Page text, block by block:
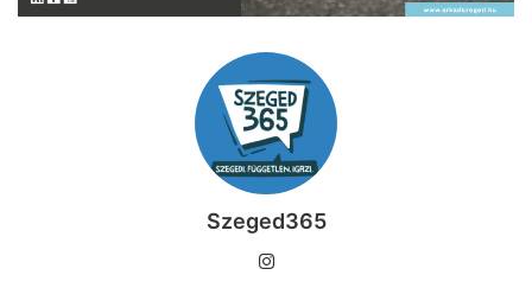
Szeged365
I